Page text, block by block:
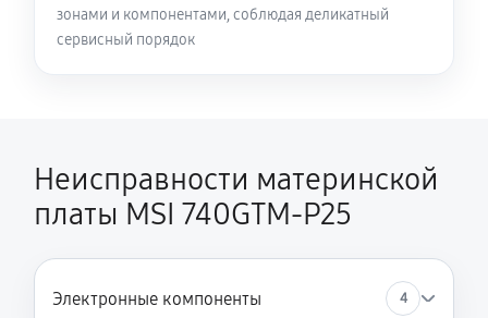
зонами и компонентами, соблюдая деликатный
сервисный порядок
Неисправности материнской
платы MSI 740GTM-P25
Электронные компоненты 4